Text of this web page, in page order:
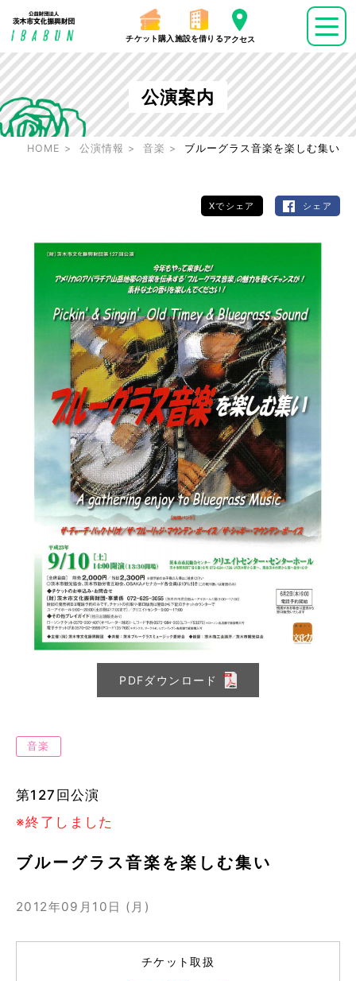
チケット購入 施設を借りるアクセス
公演案内
HOME 公演情報 音楽 ブルーグラス音楽を楽しむ集い
Xでシェア シェア
PDFダウンロード
音楽
第127回公演
※終了しました
ブルーグラス音楽を楽しむ集い
2012年09月10日 (月)
チケット取扱